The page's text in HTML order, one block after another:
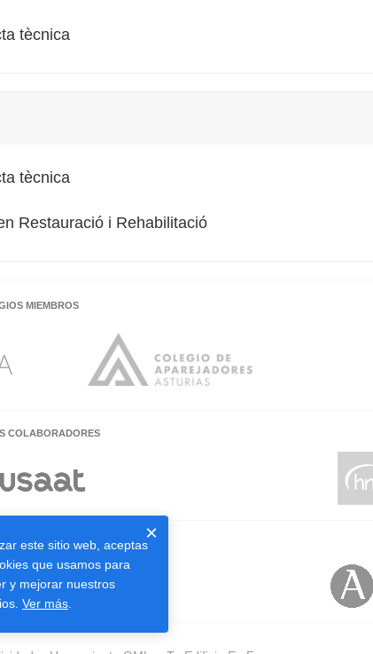
tècnica
tècnica
Restauració i Rehabilitació
MIEMBROS
COLABORADORES
COLABORADORAS
este sitio web, aceptas
que usamos para
y mejorar nuestros
Ver más.
×